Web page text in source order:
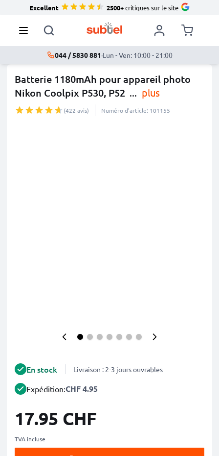
Excellent 2500+critiques sur le site
044 / 5830 881·Lun - Ven: 10:00 - 21:00
Batterie 1180mAh pour appareil photo
Nikon Coolpix P530, P52 ... plus
(422 avis) Numéro d’article: 101155
En stock Livraison : 2-3 jours ouvrables
Expédition:CHF 4.95
17.95 CHF
TVA incluse